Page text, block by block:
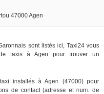
47000 Agen
sont listés ici, Taxi24 vous
taxis à Agen pour trouver un
installés à Agen (47000) pour
de contact (adresse et num. de